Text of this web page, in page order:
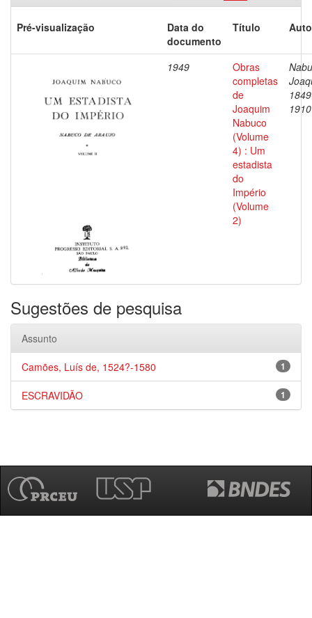
Pré-visualização
Data do
documento
Título
1949
Obras
completas
de
Joaquim
Nabuco
(Volume
4) : Um
estadista
do
Império
(Volume
2)
1910
Sugestões de pesquisa
Assunto
1
Camões, Luís de, 1524?-1580
1
ESCRAVIDÃO